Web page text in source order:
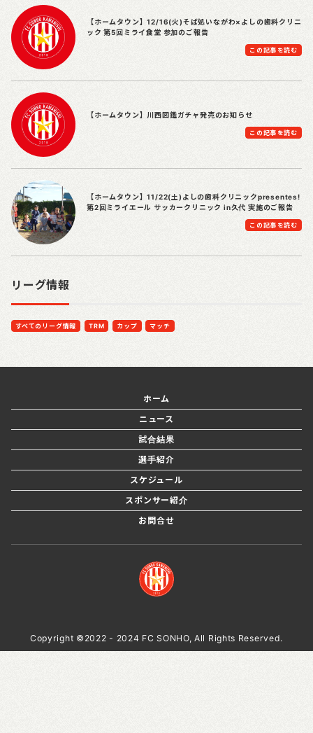
【ホームタウン】12/16(火)そば処いながわ×よしの歯科クリニ
ック 第5回ミライ食堂 参加のご報告
この記事を読む
【ホームタウン】川西図鑑ガチャ発売のお知らせ
この記事を読む
【ホームタウン】11/22(土)よしの歯科クリニックpresentes!
第2回ミライエール サッカークリニック in久代 実施のご報告
この記事を読む
リーグ情報
すべてのリーグ情報 TRM カップ マッチ
ホーム
ニュース
試合結果
選手紹介
スケジュール
スポンサー紹介
お問合せ
Copyright ©2022 - 2024 FC SONHO, All Rights Reserved.